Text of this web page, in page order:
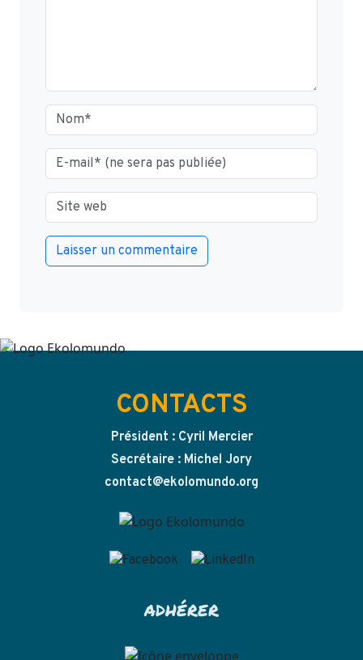
CONTACTS
Président : Cyril Mercier
Secrétaire : Michel Jory
contact@ekolomundo.org
ADHÉRER